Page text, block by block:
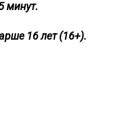
минут.
16 лет (16+).